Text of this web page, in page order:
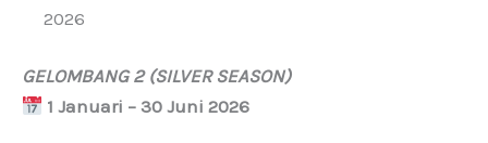
2026
GELOMBANG 2 (SILVER SEASON)
1 Januari – 30 Juni 2026